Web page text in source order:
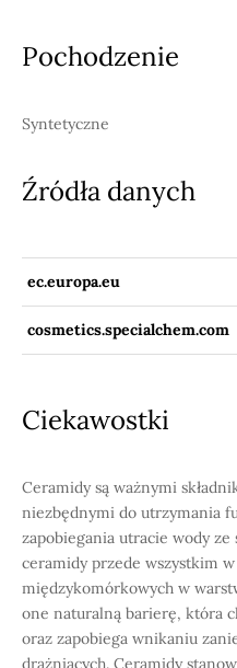
Pochodzenie
Syntetyczne
Źródła danych
ec.europa.eu
cosmetics.specialchem.com
Ciekawostki
Ceramidy są ważnymi
niezbędnymi do utrzymania
zapobiegania utracie wody ze
ceramidy przede wszystkim
międzykomórkowych w
one naturalną barierę, która
oraz zapobiega wnikaniu
drażniących. Ceramidy